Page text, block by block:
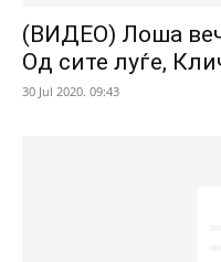
(ВИДЕО) Лоша
Од сите луѓе,
30 Jul 2020. 09:43